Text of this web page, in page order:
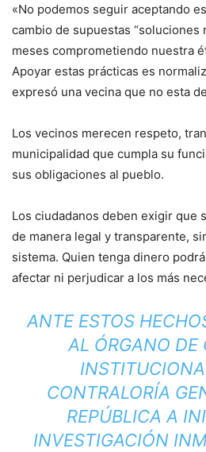
«No podemos seguir aceptando
cambio de supuestas “soluciones
meses comprometiendo nuestra
Apoyar estas prácticas es
expresó una vecina que no esta
Los vecinos merecen respeto,
municipalidad que cumpla su
sus obligaciones al pueblo.
Los ciudadanos deben exigir que
de manera legal y transparente,
sistema. Quien tenga dinero
afectar ni perjudicar a los más
ANTE ESTOS
AL ÓRGANO DE
CONTRALORÍA
REPÚBLICA A
INVESTIGACIÓN